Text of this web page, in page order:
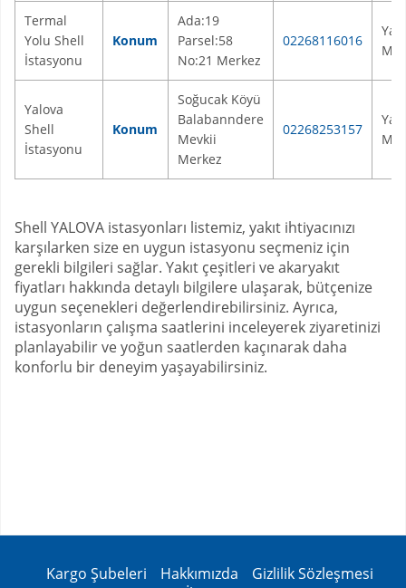
Termal
Yolu Shell
İstasyonu
Konum
Ada:19
Parsel:58
No:21 Merkez
02268116016
Yalova
Shell
İstasyonu
Konum
Soğucak Köyü
Balabanndere
Mevkii
Merkez
02268253157
Shell YALOVA istasyonları listemiz, yakıt ihtiyacınızı
karşılarken size en uygun istasyonu seçmeniz için
gerekli bilgileri sağlar. Yakıt çeşitleri ve akaryakıt
fiyatları hakkında detaylı bilgilere ulaşarak, bütçenize
uygun seçenekleri değerlendirebilirsiniz. Ayrıca,
istasyonların çalışma saatlerini inceleyerek ziyaretinizi
planlayabilir ve yoğun saatlerden kaçınarak daha
konforlu bir deneyim yaşayabilirsiniz.
Kargo Şubeleri Hakkımızda
Gizlilik Sözleşmesi